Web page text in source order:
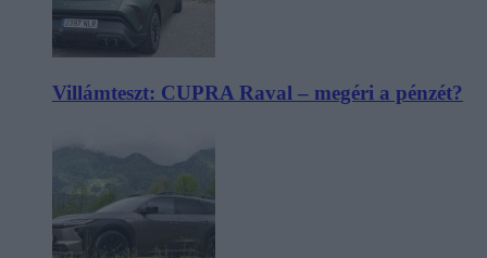
Villámteszt: CUPRA Raval – megéri a pénzét?